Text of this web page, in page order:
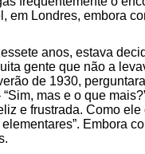
em Londres, embora
anos, estava
gente que não a
de 1930,
mas e o que
e frustrada. Como
Embora